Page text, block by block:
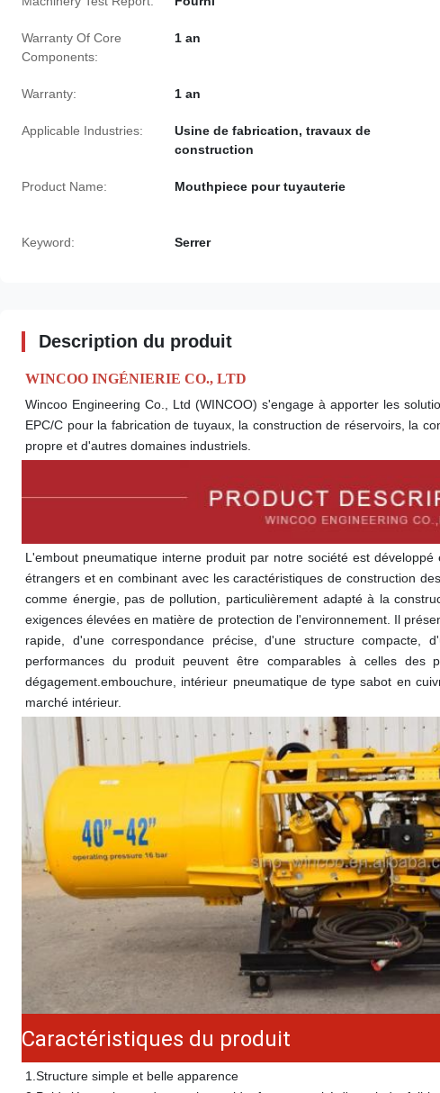
Warranty Of Core
Components:
1 an
Warranty: 1 an
Applicable Industries:
Usine de fabrication, travaux de
construction
Product Name: Mouthpiece pour tuyauterie
Keyword: Serrer
Description du produit
WINCOO INGÉNIERIE CO., LTD
Wincoo Engineering Co., Ltd (WINCOO) s'engage à apporter les
EPC/C pour la fabrication de tuyaux, la construction de réservoirs, la
propre et d'autres domaines industriels.
L'embout pneumatique interne produit par notre société est
étrangers et en combinant avec les caractéristiques de construction
comme énergie, pas de pollution, particulièrement adapté à la
exigences élevées en matière de protection de l'environnement. Il
rapide, d'une correspondance précise, d'une structure
performances du produit peuvent être comparables à celles des
dégagement. embouchure , intérieur pneumatique de type sabot en
marché intérieur.
Caractéristiques du produit
1. Structure simple et belle apparence